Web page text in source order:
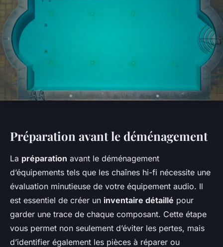
Préparation avant le déménagement
La préparation avant le déménagement
d’équipements tels que les chaînes hi-fi nécessite une
évaluation minutieuse de votre équipement audio. Il
est essentiel de créer un inventaire détaillé pour
garder une trace de chaque composant. Cette étape
vous permet non seulement d’éviter les pertes, mais
d’identifier également les pièces à réparer ou